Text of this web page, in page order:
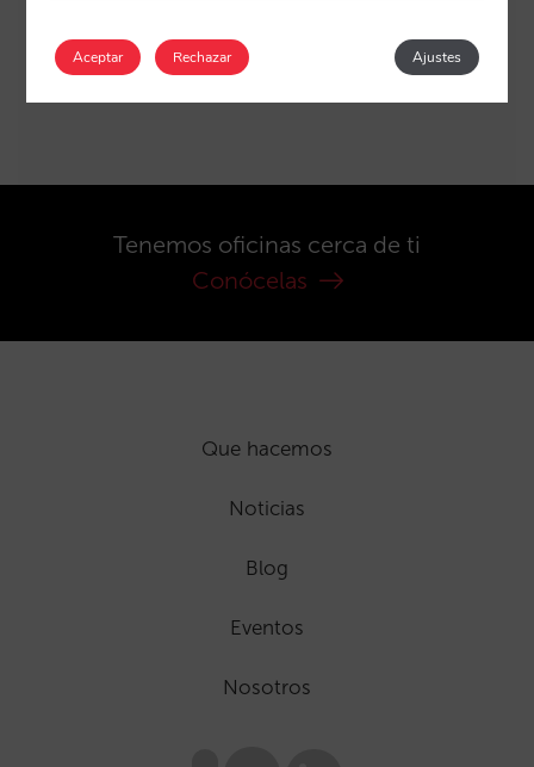
Tenemos oficinas cerca de ti
Conócelas
Que hacemos
Noticias
Blog
Eventos
Nosotros
Aceptar Ajustes
Rechazar